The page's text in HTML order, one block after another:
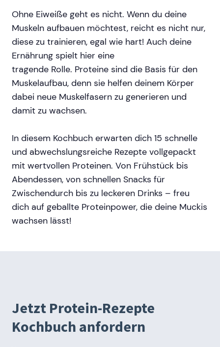
Ohne Eiweiße geht es nicht. Wenn du deine
Muskeln aufbauen möchtest, reicht es nicht nur,
diese zu trainieren, egal wie hart! Auch deine
Ernährung spielt hier eine
tragende Rolle. Proteine sind die Basis für den
Muskelaufbau, denn sie helfen deinem Körper
dabei neue Muskelfasern zu generieren und
damit zu wachsen.
In diesem Kochbuch erwarten dich 15 schnelle
und abwechslungsreiche Rezepte vollgepackt
mit wertvollen Proteinen. Von Frühstück bis
Abendessen, von schnellen Snacks für
Zwischendurch bis zu leckeren Drinks – freu
dich auf geballte Proteinpower, die deine Muckis
wachsen lässt!